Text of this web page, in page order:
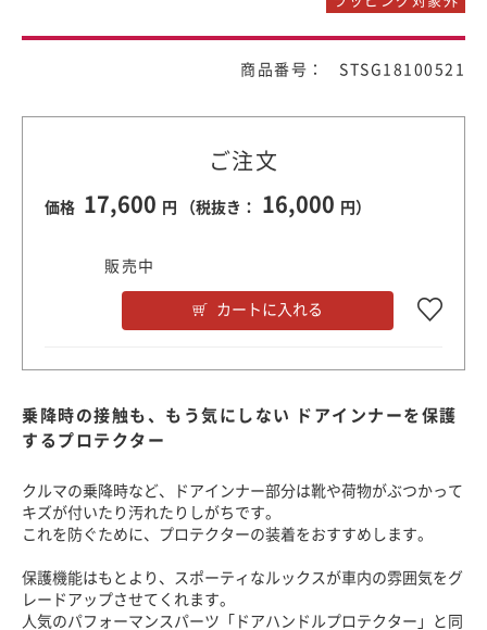
商品番号： STSG18100521
ご注文
価格 17,600 円 （税抜き： 16,000 円）
販売中
カートに入れる
乗降時の接触も、もう気にしない ドアインナーを保護
するプロテクター
クルマの乗降時など、ドアインナー部分は靴や荷物がぶつかって
キズが付いたり汚れたりしがちです。
これを防ぐために、プロテクターの装着をおすすめします。
保護機能はもとより、スポーティなルックスが車内の雰囲気をグ
レードアップさせてくれます。
人気のパフォーマンスパーツ「ドアハンドルプロテクター」と同